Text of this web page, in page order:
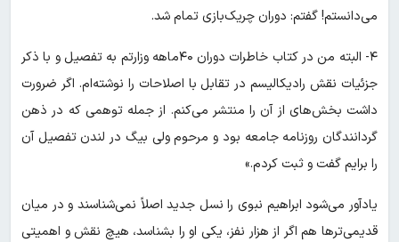
می‌دانستم! گفتم: دوران چریک‌بازی تمام شد.
۴- البته من در کتاب خاطرات دوران ۴۰ماهه وزارتم به تفصیل و با ذکر
جزئیات نقش رادیکالیسم در تقابل با اصلاحات را نوشته‌ام. اگر ضرورت
داشت بخش‌های از آن را منتشر می‌کنم. از جمله توهمی که در ذهن
گردانندگان روزنامه جامعه بود و مرحوم ولی بیگ در لندن تفصیل آن
را برایم گفت و ثبت کردم.»
یادآور می‌شود ابراهیم نبوی را نسل جدید اصلاً نمی‌شناسند و در میان
قدیمی‌ترها هم اگر از هزار نفز، یکی او را بشناسد، هیچ نقش و اهمیتی